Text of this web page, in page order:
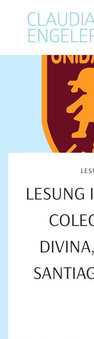
springen
LESUNG